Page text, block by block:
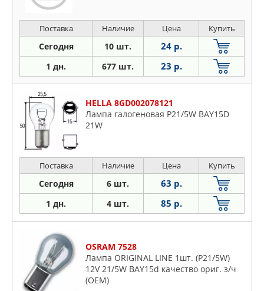
Поставка Наличие Цена Купить
Сегодня 10 шт. 24 р.
1 дн. 677 шт. 23 р.
HELLA 8GD002078121
Лампа галогеновая P21/5W BAY15D
21W
Поставка Наличие Цена Купить
Сегодня 6 шт. 63 р.
1 дн. 4 шт. 85 р.
OSRAM 7528
Лампа ORIGINAL LINE 1шт. (P21/5W)
12V 21/5W BAY15d качество ориг. з/ч
(ОЕМ)